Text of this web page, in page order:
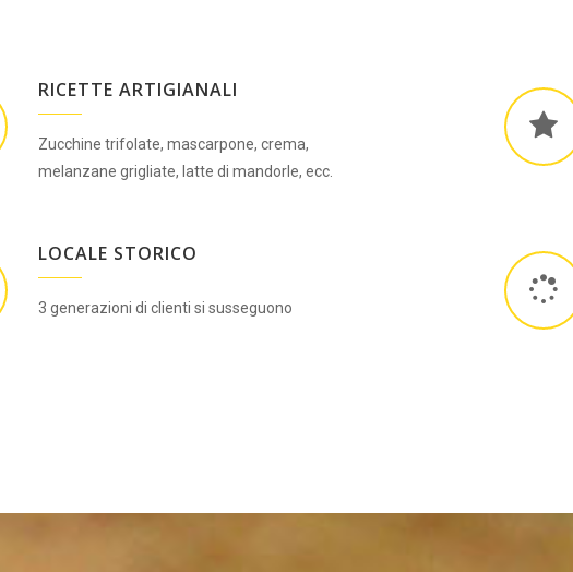
RICETTE ARTIGIANALI
Zucchine trifolate, mascarpone, crema,
melanzane grigliate, latte di mandorle, ecc.
LOCALE STORICO
3 generazioni di clienti si susseguono